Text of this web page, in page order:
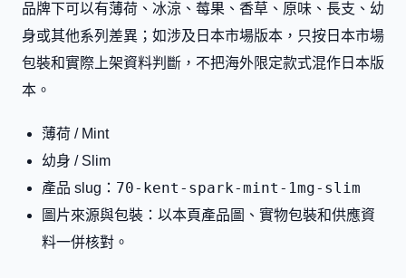
品牌下可以有薄荷、冰涼、莓果、香草、原味、長支、幼
身或其他系列差異；如涉及日本市場版本，只按日本市場
包裝和實際上架資料判斷，不把海外限定款式混作日本版
本。
薄荷 / Mint
幼身 / Slim
產品 slug： 70-kent-spark-mint-1mg-slim
圖片來源與包裝：以本頁產品圖、實物包裝和供應資
料一併核對。